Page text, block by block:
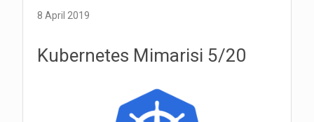
8 April 2019
Kubernetes Mimarisi 5/20